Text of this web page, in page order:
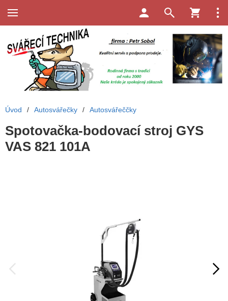
Úvod / Autosvářečky / Autosvářeččky
Spotovačka-bodovací stroj GYS
VAS 821 101A